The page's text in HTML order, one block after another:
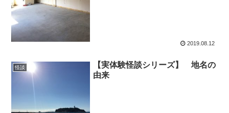
2019.08.12
怪談
【実体験怪談シリーズ】 地名の
由来